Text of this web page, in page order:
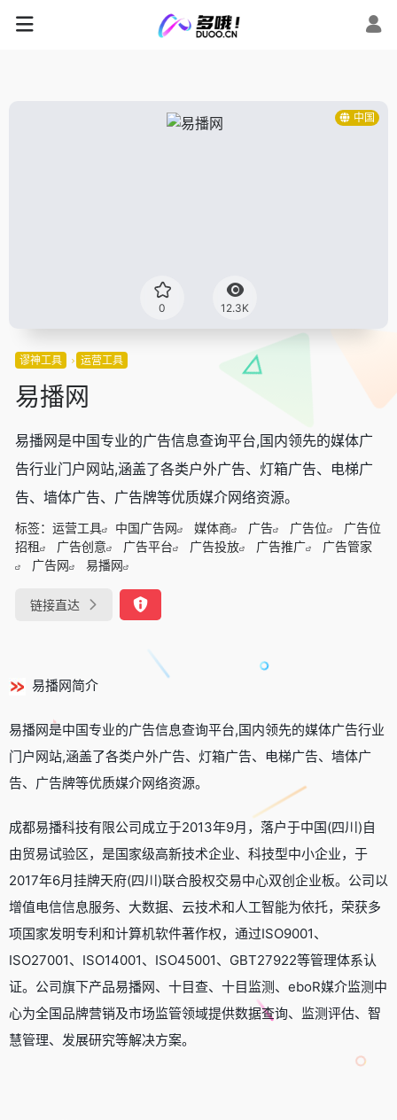
中国
0 12.3K
谬神工具 运营工具
易播网
易播网是中国专业的广告信息查询平台,国内领先的媒体广
告行业门户网站,涵盖了各类户外广告、灯箱广告、电梯广
告、墙体广告、广告牌等优质媒介网络资源。
标签： 运营工具 中国广告网 媒体商 广告 广告位
广告位
招租
广告创意 广告平台 广告投放 广告推广
广告管家
广告网
易播网
链接直达
易播网简介
易播网是中国专业的广告信息查询平台,国内领先的媒体广告行业
门户网站,涵盖了各类户外广告、灯箱广告、电梯广告、墙体广
告、广告牌等优质媒介网络资源。
成都易播科技有限公司成立于2013年9月，落户于中国(四川)自
由贸易试验区，是国家级高新技术企业、科技型中小企业，于
2017年6月挂牌天府(四川)联合股权交易中心双创企业板。公司以
增值电信信息服务、大数据、云技术和人工智能为依托，荣获多
项国家发明专利和计算机软件著作权，通过ISO9001、
ISO27001、ISO14001、ISO45001、GBT27922等管理体系认
证。公司旗下产品易播网、十目查、十目监测、eboR媒介监测中
心为全国品牌营销及市场监管领域提供数据查询、监测评估、智
慧管理、发展研究等解决方案。